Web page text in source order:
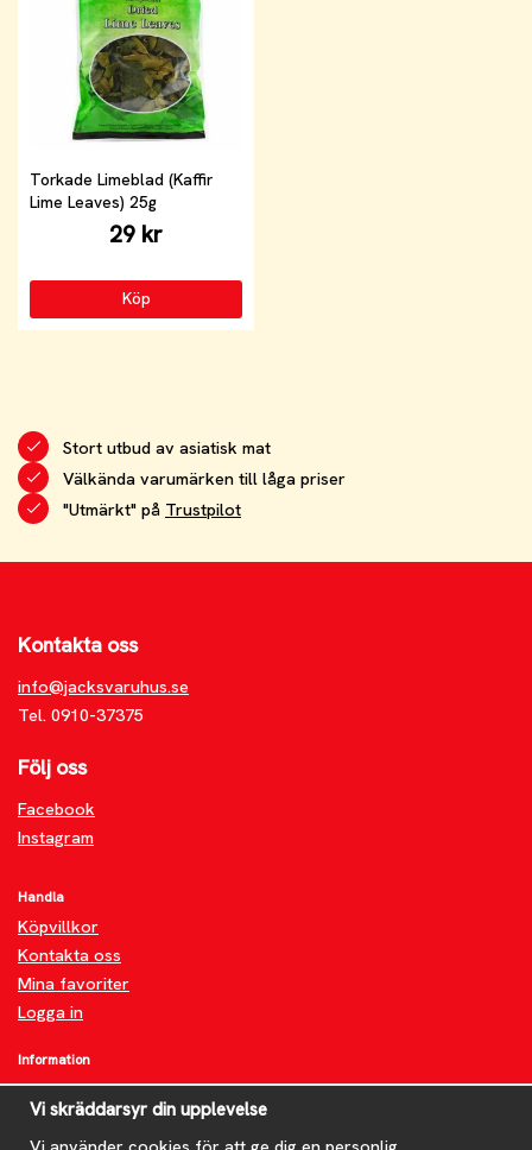
Torkade Limeblad (Kaffir
Lime Leaves) 25g
29 kr
Köp
Stort utbud av asiatisk mat
Välkända varumärken till låga priser
"Utmärkt" på Trustpilot
Kontakta oss
info@jacksvaruhus.se
Tel. 0910-37375
Följ oss
Facebook
Instagram
Handla
Köpvillkor
Kontakta oss
Mina favoriter
Logga in
Information
Om oss
FAQ
Vi skräddarsyr din upplevelse